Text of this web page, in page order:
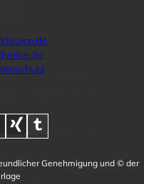
Genehmigung und © der